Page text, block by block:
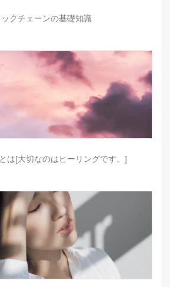
クチェーンの基礎知識
は[大切なのはヒーリングです。]